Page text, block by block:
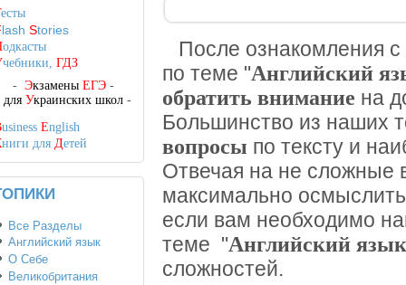
После ознакомления
по теме "Английский
обратить внимание на
Большинство из наших
вопросы по тексту и
Отвечая на не сложные
максимально
если вам необходимо
теме "Английский язык
сложностей.
есты
lash Stories
одкасты
чебники, ГДЗ
- Экзамены ЕГЭ-
для Украинских школ-
usiness English
ниги для Детей
Все Разделы
Английский язык
О Себе
Великобритания